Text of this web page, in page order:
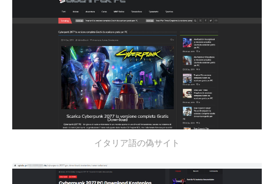
イタリア語の偽サイト